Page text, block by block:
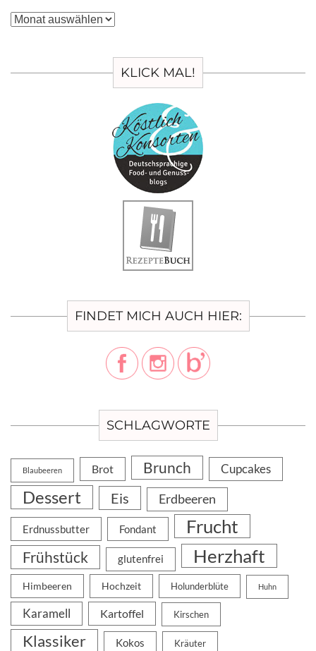
Archiv
KLICK MAL!
FINDET MICH AUCH HIER:
SCHLAGWORTE
Blaubeeren Brot Brunch Cupcakes
Dessert Eis Erdbeeren
Erdnussbutter Fondant Frucht
Frühstück glutenfrei Herzhaft
Himbeeren Hochzeit Holunderblüte Huhn
Karamell Kartoffel Kirschen
Klassiker Kokos Kräuter